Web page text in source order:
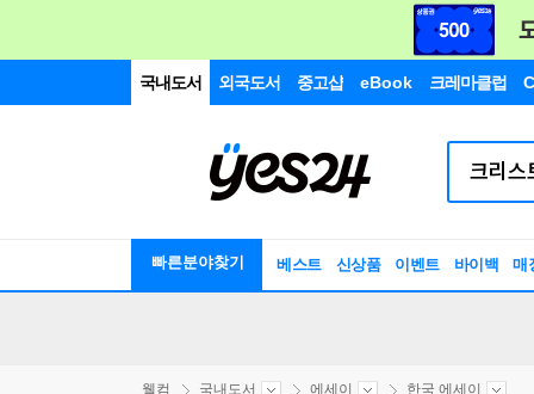
국내도서 외국도서 중고샵 eBook 크레마클럽
빠른분야찾기 베스트 신상품 이벤트 바이백 매
웰컴 국내도서 에세이 한국 에세이